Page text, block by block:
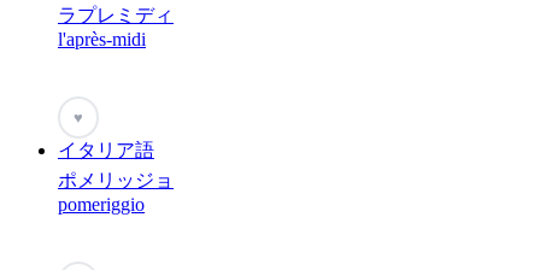
ラプレミディ
l'après-midi
♥
イタリア語
ポメリッジョ
pomeriggio